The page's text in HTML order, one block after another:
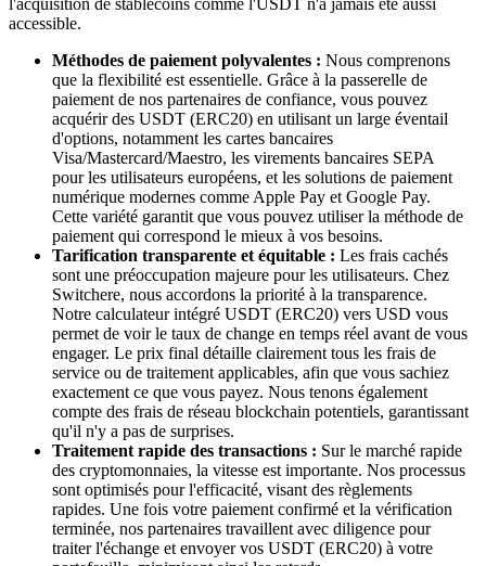
accessible.
Méthodes de paiement polyvalentes : Nous comprenons
que la flexibilité est essentielle. Grâce à la passerelle de
paiement de nos partenaires de confiance, vous pouvez
acquérir des USDT (ERC20) en utilisant un large éventail
d'options, notamment les cartes bancaires
Visa/Mastercard/Maestro, les virements bancaires SEPA
pour les utilisateurs européens, et les solutions de paiement
numérique modernes comme Apple Pay et Google Pay.
Cette variété garantit que vous pouvez utiliser la méthode de
paiement qui correspond le mieux à vos besoins.
Tarification transparente et équitable : Les frais cachés
sont une préoccupation majeure pour les utilisateurs. Chez
Switchere, nous accordons la priorité à la transparence.
Notre calculateur intégré USDT (ERC20) vers USD vous
permet de voir le taux de change en temps réel avant de vous
engager. Le prix final détaille clairement tous les frais de
service ou de traitement applicables, afin que vous sachiez
exactement ce que vous payez. Nous tenons également
compte des frais de réseau blockchain potentiels, garantissant
qu'il n'y a pas de surprises.
Traitement rapide des transactions : Sur le marché rapide
des cryptomonnaies, la vitesse est importante. Nos processus
sont optimisés pour l'efficacité, visant des règlements
rapides. Une fois votre paiement confirmé et la vérification
terminée, nos partenaires travaillent avec diligence pour
traiter l'échange et envoyer vos USDT (ERC20) à votre